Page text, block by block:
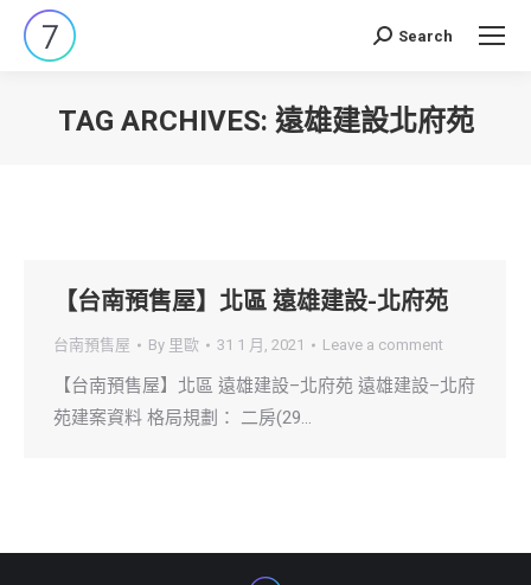
Search:
Search
TAG ARCHIVES: 遠雄建設北府苑
【台南預售屋】北區 遠雄建設-北府苑
台南預售屋 By 里歐 31 1 月, 2021 Leave a comment
【台南預售屋】北區 遠雄建設–北府苑 遠雄建設–北府
苑建案資料 格局規劃： 二房(29…